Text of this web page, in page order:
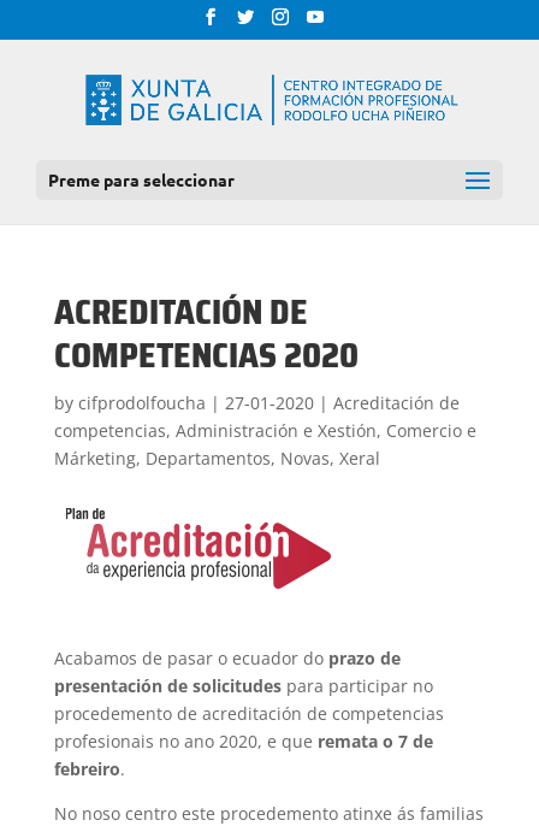
Preme para seleccionar
ACREDITACIÓN DE
COMPETENCIAS 2020
by cifprodolfoucha | 27-01-2020| Acreditación de
competencias, Administración e Xestión, Comercio e
Márketing, Departamentos, Novas, Xeral
Acabamos de pasar o ecuador do prazo de
presentación de solicitudespara participar no
procedemento de acreditación de competencias
profesionais no ano 2020, e que remata o 7 de
febreiro.
No noso centro este procedemento atinxe ás familias